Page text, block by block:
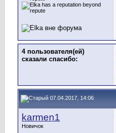
4 пользователя(ей)
сказали cпасибо:
07.04.2017, 14:06
karmen1
Новичок